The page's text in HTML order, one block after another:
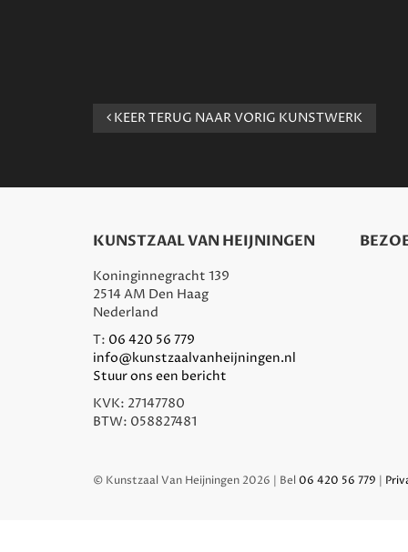
KEER TERUG NAAR VORIG KUNSTWERK
KUNSTZAAL VAN HEIJNINGEN
Koninginnegracht 139
2514 AM Den Haag
Nederland
T: 06 420 56 779
info@kunstzaalvanheijningen.nl
Stuur ons een bericht
KVK: 27147780
BTW: 058827481
© Kunstzaal Van Heijningen 2026 | Bel 06 420 56 779 |